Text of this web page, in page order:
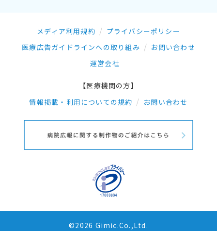
メディア利用規約
プライバシーポリシー
医療広告ガイドラインへの取り組み
お問い合わせ
運営会社
【医療機関の方】
情報掲載・利用についての規約
お問い合わせ
©2026 Gimic.Co.,Ltd.